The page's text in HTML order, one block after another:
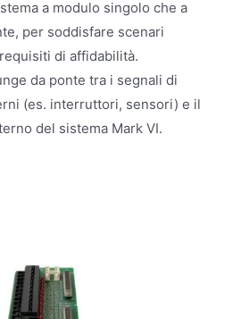
a modulo singolo che a
per soddisfare scenari
di affidabilità.
da ponte tra i segnali di
(es. interruttori, sensori) e il
del sistema Mark VI.